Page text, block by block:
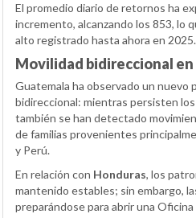
El promedio diario de retornos ha
incremento, alcanzando los 853, lo
alto registrado hasta ahora en 2025.
Movilidad bidireccional
Guatemala ha observado un nuevo
bidireccional: mientras persisten
también se han detectado
de familias provenientes
y Perú.
En relación con Honduras, los
mantenido estables; sin embargo,
preparándose para abrir una